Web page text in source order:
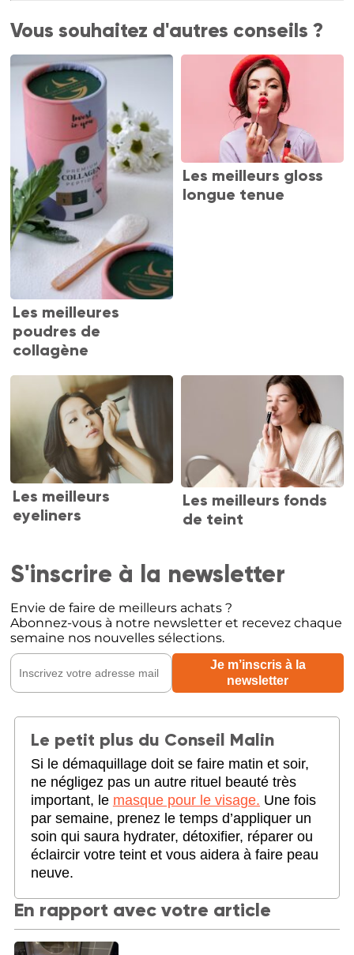
Vous souhaitez d'autres conseils ?
Les meilleures
poudres de
collagène
Les meilleurs gloss
longue tenue
Les meilleurs
eyeliners
Les meilleurs fonds
de teint
S'inscrire à la newsletter
Envie de faire de meilleurs achats ?
Abonnez-vous à notre newsletter et recevez chaque
semaine nos nouvelles sélections.
Le petit plus du Conseil Malin
Si le démaquillage doit se faire matin et soir,
ne négligez pas un autre rituel beauté très
important, le masque pour le visage. Une fois
par semaine, prenez le temps d’appliquer un
soin qui saura hydrater, détoxifier, réparer ou
éclaircir votre teint et vous aidera à faire peau
neuve.
En rapport avec votre article